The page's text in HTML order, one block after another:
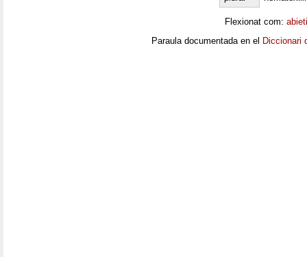
Flexionat com:
Paraula documentada en el Diccionari